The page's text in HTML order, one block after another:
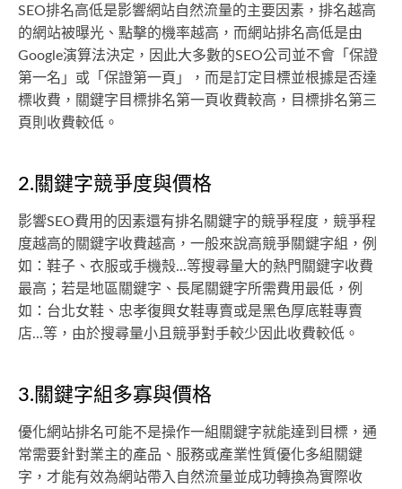
SEO排名高低是影響網站自然流量的主要因素，排名越高
的網站被曝光、點擊的機率越高，而網站排名高低是由
Google演算法決定，因此大多數的SEO公司並不會「保證
第一名」或「保證第一頁」，而是訂定目標並根據是否達
標收費，關鍵字目標排名第一頁收費較高，目標排名第三
頁則收費較低。
2.關鍵字競爭度與價格
影響SEO費用的因素還有排名關鍵字的競爭程度，競爭程
度越高的關鍵字收費越高，一般來說高競爭關鍵字組，例
如：鞋子、衣服或手機殼...等搜尋量大的熱門關鍵字收費
最高；若是地區關鍵字、長尾關鍵字所需費用最低，例
如：台北女鞋、忠孝復興女鞋專賣或是黑色厚底鞋專賣
店...等，由於搜尋量小且競爭對手較少因此收費較低。
3.關鍵字組多寡與價格
優化網站排名可能不是操作一組關鍵字就能達到目標，通
常需要針對業主的產品、服務或產業性質優化多組關鍵
字，才能有效為網站帶入自然流量並成功轉換為實際收